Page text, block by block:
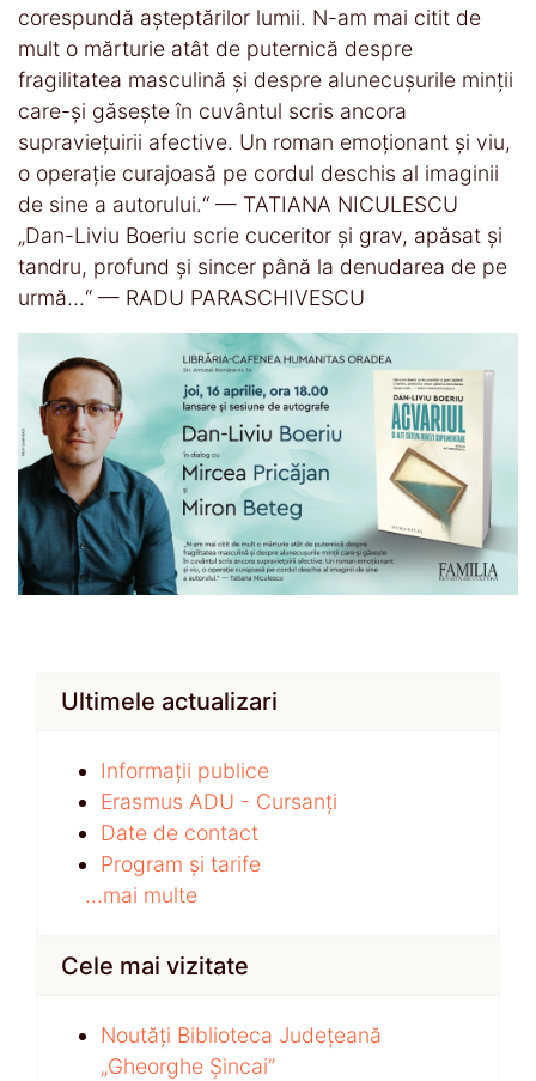
corespundă așteptărilor lumii. N-am mai citit de
mult o mărturie atât de puternică despre
fragilitatea masculină și despre alunecușurile minții
care-și găsește în cuvântul scris ancora
supraviețuirii afective. Un roman emoționant și viu,
o operație curajoasă pe cordul deschis al imaginii
de sine a autorului.“ — TATIANA NICULESCU
„Dan-Liviu Boeriu scrie cuceritor şi grav, apăsat şi
tandru, profund şi sincer până la denudarea de pe
urmă...“ — RADU PARASCHIVESCU
Ultimele actualizari
Informații publice
Erasmus ADU - Cursanți
Date de contact
Program și tarife
...mai multe
Cele mai vizitate
Noutăți Biblioteca Județeană
„Gheorghe Șincai”